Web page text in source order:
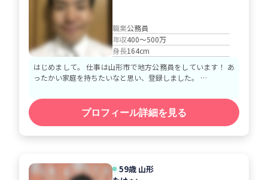
職業公務員
年収400～500万
身長164cm
はじめまして。 仕事は山形市で地方公務員をしています！ あ
ったかい家庭を持ちたいなと思い、登録しました。 …
プロフィール詳細を見る
59歳 山形